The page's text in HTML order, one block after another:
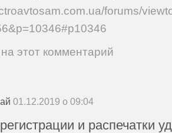
forums/
этот комментарий
01.12.2019 о 09:04
и распечатки